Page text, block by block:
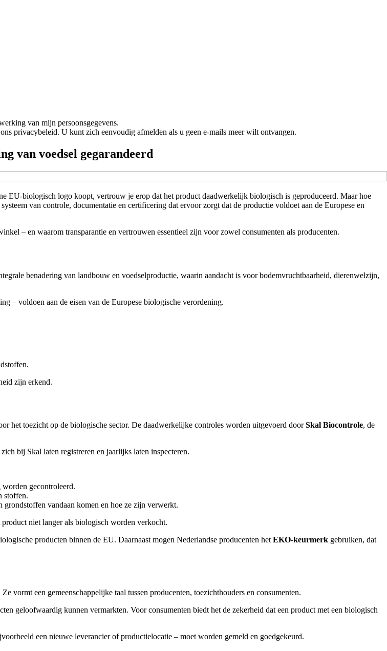
van mijn persoonsgegevens.
privacybeleid. U kunt zich eenvoudig afmelden als u geen e-mails meer wilt ontvangen.
van voedsel gegarandeerd
EU-biologisch logo koopt, vertrouw je erop dat het product daadwerkelijk biologisch is geproduceerd. Maar hoe
van controle, documentatie en certificering dat ervoor zorgt dat de productie voldoet aan de Europese en
– en waarom transparantie en vertrouwen essentieel zijn voor zowel consumenten als producenten.
benadering van landbouw en voedselproductie, waarin aandacht is voor bodemvruchtbaarheid, dierenwelzijn,
– voldoen aan de eisen van de Europese biologische verordening.
zijn erkend.
het toezicht op de biologische sector. De daadwerkelijke controles worden uitgevoerd doorSkal Biocontrole, de
bij Skal laten registreren en jaarlijks laten inspecteren.
gecontroleerd.
stoffen.
vandaan komen en hoe ze zijn verwerkt.
niet langer als biologisch worden verkocht.
producten binnen de EU. Daarnaast mogen Nederlandse producenten hetEKO-keurmerk gebruiken, dat
een gemeenschappelijke taal tussen producenten, toezichthouders en consumenten.
geloofwaardig kunnen vermarkten. Voor consumenten biedt het de zekerheid dat een product met een biologisch
een nieuwe leverancier of productielocatie – moet worden gemeld en goedgekeurd.